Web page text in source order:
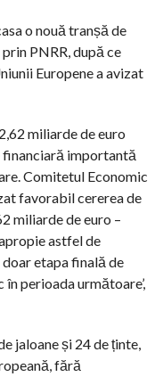
o nouă tranșă de
PNRR, după ce
Europene a avizat
miliarde de euro
financiară importantă
Comitetul Economic
favorabil cererea de
miliarde de euro –
astfel de
etapa finală de
perioada următoare’,
jaloane și 24 de ținte,
fără